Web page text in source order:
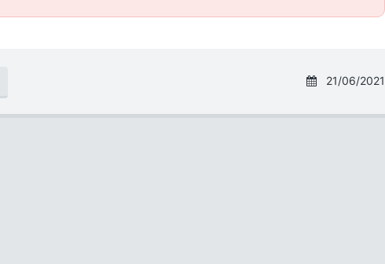
21/06/2021